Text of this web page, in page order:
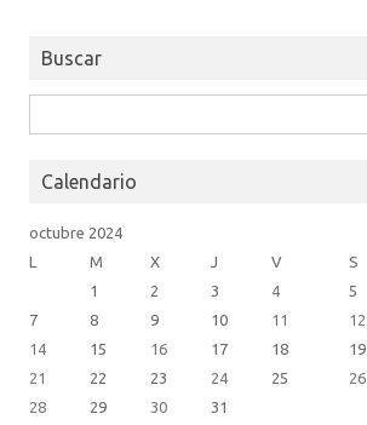
Buscar
Calendario
octubre 2024
L
M X J V S
1 2 3 4 5
7
8 9 10 11 12
14
15 16 17 18 19
21
22 23 24 25 26
28
29 30 31